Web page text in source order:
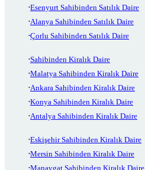
Esenyurt Sahibinden Satılık Daire
Alanya Sahibinden Satılık Daire
Çorlu Sahibinden Satılık Daire
Sahibinden Kiralık Daire
Malatya Sahibinden Kiralık Daire
Ankara Sahibinden Kiralık Daire
Konya Sahibinden Kiralık Daire
Antalya Sahibinden Kiralık Daire
Eskişehir Sahibinden Kiralık Daire
Mersin Sahibinden Kiralık Daire
Manavgat Sahibinden Kiralık Daire